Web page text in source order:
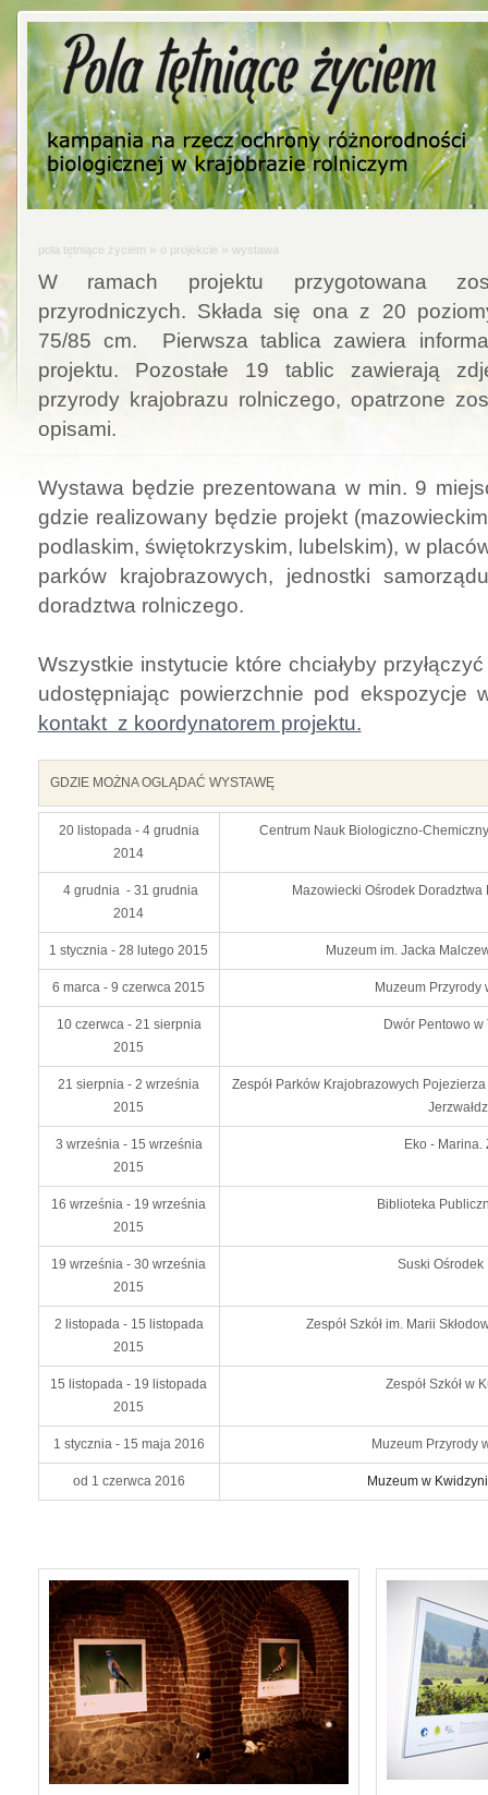
pola tętniące życiem » o projekcie » wystawa
W ramach projektu przygotowana
przyrodniczych. Składa się ona z 20
75/85 cm. Pierwsza tablica zawiera
projektu. Pozostałe 19 tablic zawierają
przyrody krajobrazu rolniczego, opatrzone
opisami.
Wystawa będzie prezentowana w min. 9
gdzie realizowany będzie projekt
podlaskim, świętokrzyskim, lubelskim), w
parków krajobrazowych, jednostki
doradztwa rolniczego.
Wszystkie instytucie które chciałyby
udostępniając powierzchnie pod ekspozycje
kontakt z koordynatorem projektu.
GDZIE MOŻNA OGLĄDAĆ WYSTAWĘ
20 listopada - 4 grudnia
2014
Centrum Nauk Biologiczno-
4 grudnia - 31 grudnia
2014
Mazowiecki Ośrodek
1 stycznia - 28 lutego 2015 Muzeum im. Jacka
6 marca - 9 czerwca 2015 Muzeum Przyrody
10 czerwca - 21 sierpnia
2015
Dwór Pentowo w
21 sierpnia - 2 września
2015
Zespół Parków Krajobrazowych
3 września - 15 września
2015
Eko - Marina.
16 września - 19 września
2015
Biblioteka
19 września - 30 września
2015
Suski Ośrodek
2 listopada - 15 listopada
2015
Zespół Szkół im. Marii
15 listopada - 19 listopada
2015
Zespół Szkół w
1 stycznia - 15 maja 2016 Muzeum Przyrody
od 1 czerwca 2016 Muzeumw